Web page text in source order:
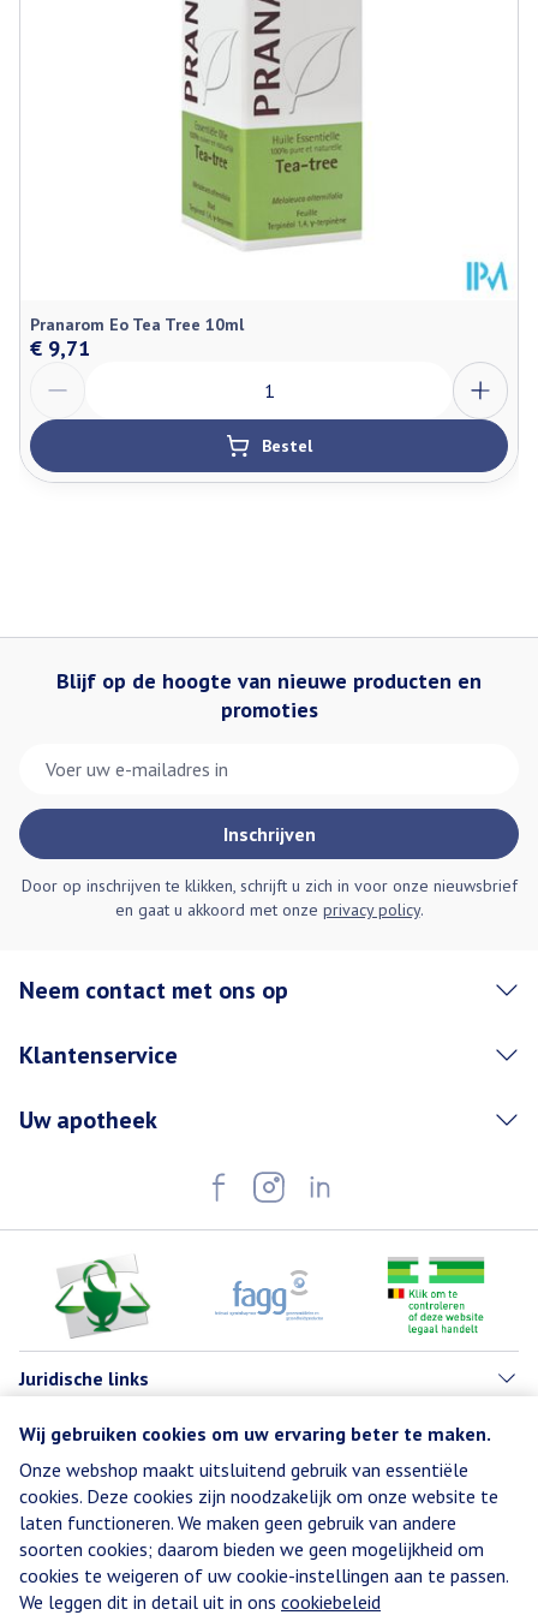
Wij gebruiken cookies om uw ervaring beter te maken.
Onze webshop maakt uitsluitend gebruik van essentiële
cookies. Deze cookies zijn noodzakelijk om onze website te
laten functioneren. We maken geen gebruik van andere
soorten cookies; daarom bieden we geen mogelijkheid om
cookies te weigeren of uw cookie-instellingen aan te passen.
We leggen dit in detail uit in ons cookiebeleid
10
Kamertemperatuur (15°C - 25°C)
Pranarom Eo Tea Tree 10ml
€ 9,71
Bestel
Blijf op de hoogte van nieuwe producten en
promoties
Inschrijven
Door op inschrijven te klikken, schrijft u zich in voor onze nieuwsbrief
en gaat u akkoord met onze privacy policy.
Neem contact met ons op
Klantenservice
Uw apotheek
Juridische links